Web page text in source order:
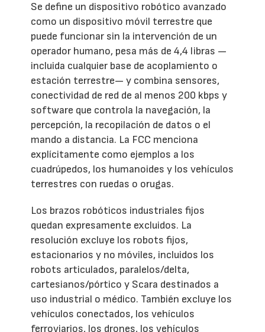
Se define un dispositivo robótico avanzado
como un dispositivo móvil terrestre que
puede funcionar sin la intervención de un
operador humano, pesa más de 4,4 libras —
incluida cualquier base de acoplamiento o
estación terrestre— y combina sensores,
conectividad de red de al menos 200 kbps y
software que controla la navegación, la
percepción, la recopilación de datos o el
mando a distancia. La FCC menciona
explícitamente como ejemplos a los
cuadrúpedos, los humanoides y los vehículos
terrestres con ruedas o orugas.
Los brazos robóticos industriales fijos
quedan expresamente excluidos. La
resolución excluye los robots fijos,
estacionarios y no móviles, incluidos los
robots articulados, paralelos/delta,
cartesianos/pórtico y Scara destinados a
uso industrial o médico. También excluye los
vehículos conectados, los vehículos
ferroviarios, los drones, los vehículos